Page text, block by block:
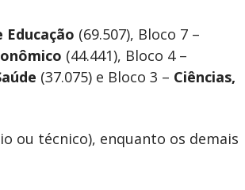
Educação (69.507), Bloco 7 –
(44.441), Bloco 4 –
(37.075) e Bloco 3 – Ciências,
ou técnico), enquanto os demais